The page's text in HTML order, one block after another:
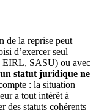
de la reprise peut
d’exercer seul
EIRL, SASU) ou avec
statut juridique ne
: la situation
a tout intérêt à
des statuts cohérents